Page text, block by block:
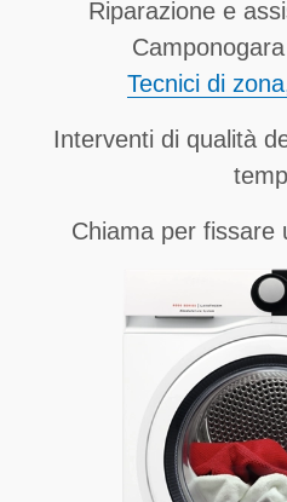
Riparazione e
Tecnici di
Interventi di qualità
Chiama per fissare